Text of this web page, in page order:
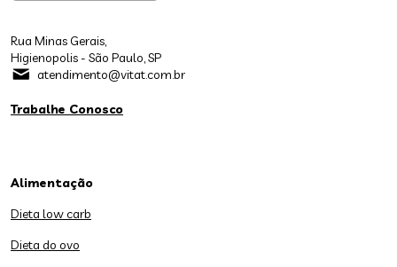
Rua Minas Gerais,
Higienopolis - São Paulo, SP
atendimento@vitat.com.br
Trabalhe Conosco
Alimentação
Dieta low carb
Dieta do ovo